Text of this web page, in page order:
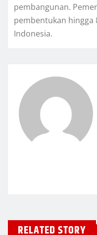
pembangunan.
pembentukan hingga
Indonesia.
RELATED STORY